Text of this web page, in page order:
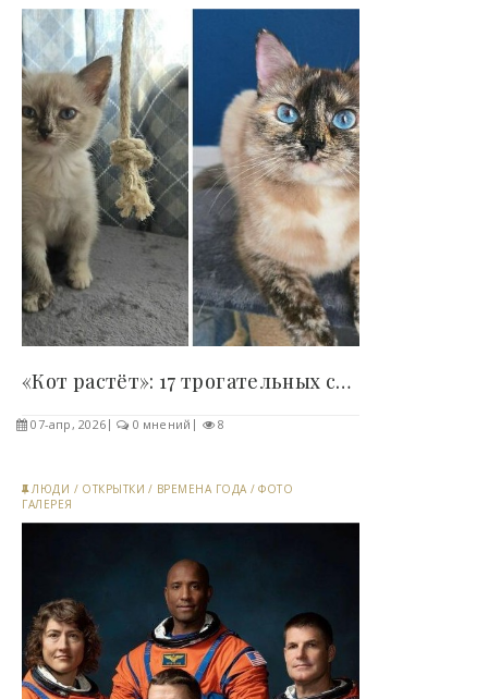
«Кот растёт»: 17 трогательных сравнений кошек в..
07-апр, 2026 0 мнений 8
ЛЮДИ / ОТКРЫТКИ / ВРЕМЕНА ГОДА /ФОТО
ГАЛЕРЕЯ